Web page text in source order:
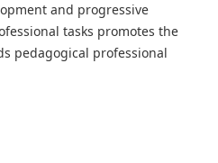
and progressive
tasks promotes the
pedagogical professional